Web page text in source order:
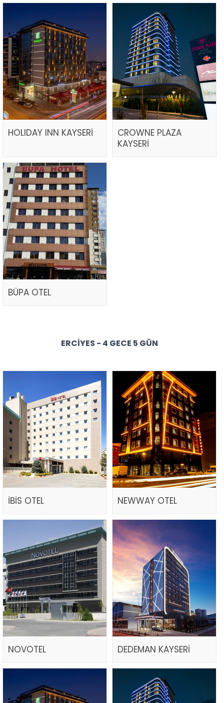
HOLIDAY INN KAYSERİ
CROWNE PLAZA
KAYSERİ
BÜPA OTEL
ERCIYES - 4 GECE 5 GÜN
İBİS OTEL NEWWAY OTEL
NOVOTEL DEDEMAN KAYSERİ